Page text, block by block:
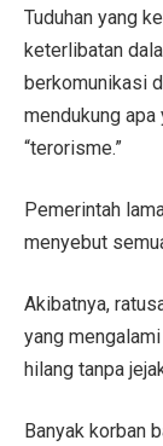
Tuduhan yang
keterlibatan
berkomunikasi
mendukung
“terorisme.”
Pemerintah
menyebut
Akibatnya,
yang
hilang tanpa
Banyak korban